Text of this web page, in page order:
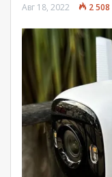
Авг 18, 2022 2 508